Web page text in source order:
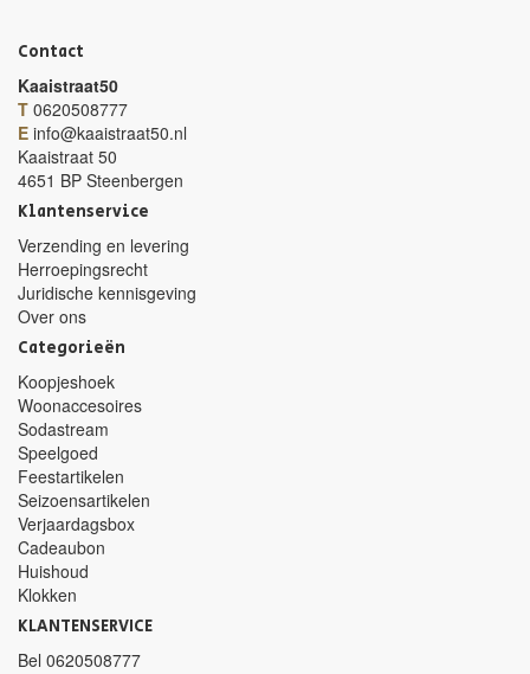
Contact
Kaaistraat50
T 0620508777
E info@kaaistraat50.nl
Kaaistraat 50
4651 BP Steenbergen
Klantenservice
Verzending en levering
Herroepingsrecht
Juridische kennisgeving
Over ons
Categorieën
Koopjeshoek
Woonaccesoires
Sodastream
Speelgoed
Feestartikelen
Seizoensartikelen
Verjaardagsbox
Cadeaubon
Huishoud
Klokken
KLANTENSERVICE
Bel 0620508777